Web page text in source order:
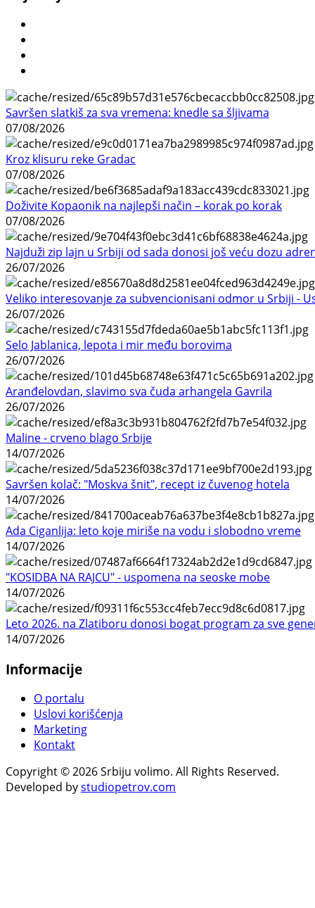
Savršen slatkiš za sva vremena: knedle sa šljivama
07/08/2026
Kroz klisuru reke Gradac
07/08/2026
Doživite Kopaonik na najlepši način – korak po korak
07/08/2026
Najduži zip lajn u Srbiji od sada donosi još veću dozu
26/07/2026
Veliko interesovanje za subvencionisani odmor u Srbiji -
26/07/2026
Selo Jablanica, lepota i mir među borovima
26/07/2026
Aranđelovdan, slavimo sva čuda arhangela Gavrila
26/07/2026
Maline - crveno blago Srbije
14/07/2026
Savršen kolač: "Moskva šnit", recept iz čuvenog hotela
14/07/2026
Ada Ciganlija: leto koje miriše na vodu i slobodno vreme
14/07/2026
"KOSIDBA NA RAJCU" - uspomena na seoske mobe
14/07/2026
Leto 2026. na Zlatiboru donosi bogat program za sve
14/07/2026
Informacije
O portalu
Uslovi korišćenja
Marketing
Kontakt
Copyright © 2026 Srbiju volimo. All Rights Reserved.
Developed bystudiopetrov.com